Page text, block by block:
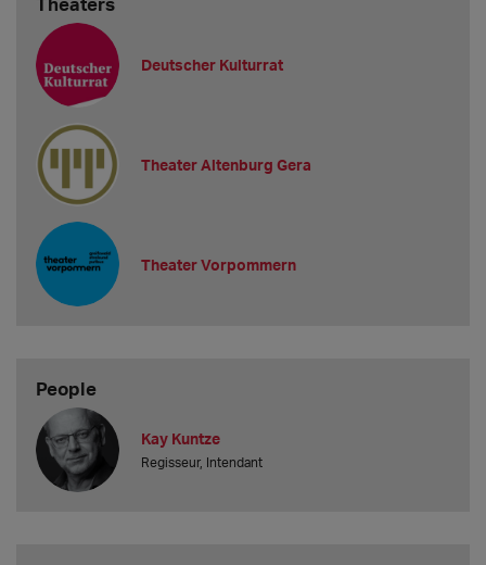
Deutscher Kulturrat
Theater Altenburg Gera
Theater Vorpommern
People
Kay Kuntze
Regisseur, Intendant